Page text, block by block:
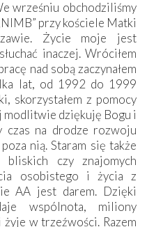
wrześniu obchodziliśmy
przy kościele Matki
Życie moje jest
inaczej. Wróciłem
nad sobą zaczynałem
lat, od 1992 do 1999
skorzystałem z pomocy
modlitwie dziękuję Bogu i
czas na drodze rozwoju
nią. Staram się także
bliskich czy znajomych
osobistego i życia z
AA jest darem. Dzięki
wspólnota, miliony
w trzeźwości. Razem